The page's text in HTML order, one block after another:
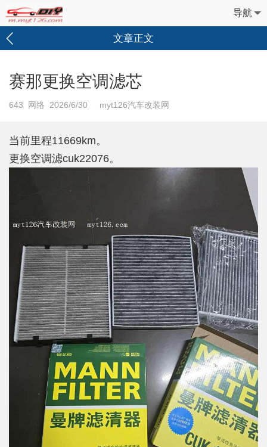
导航
文章正文
赛那更换空调滤芯
643 网络 2026/6/30 myt126汽车改装网
当前里程11669km。
更换空调滤cuk22076。